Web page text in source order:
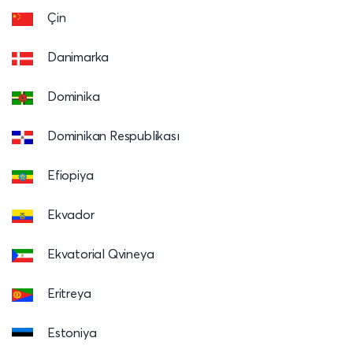
Çin
Danimarka
Dominika
Dominikan Respublikası
Efiopiya
Ekvador
Ekvatorial Qvineya
Eritreya
Estoniya